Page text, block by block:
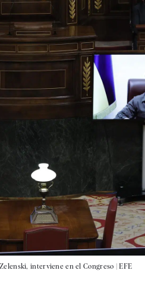
interviene en el Congreso |EFE